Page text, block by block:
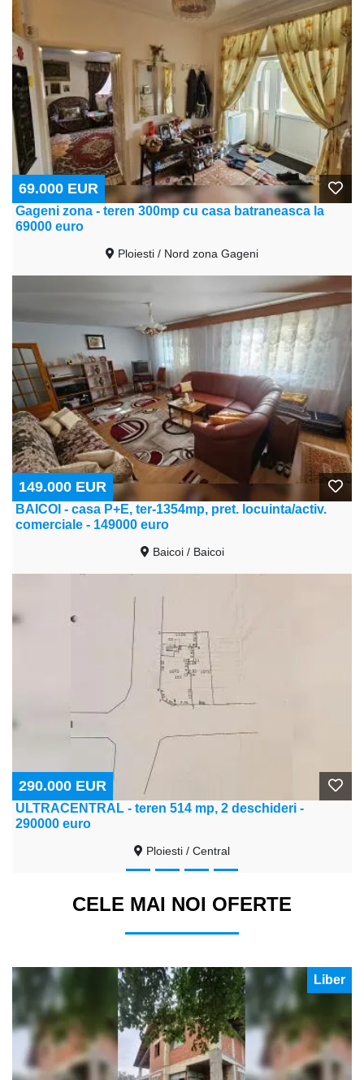
69.000 EUR
Gageni zona - teren 300mp cu casa batraneasca la
69000 euro
Ploiesti / Nord zona Gageni
149.000 EUR
BAICOI - casa P+E, ter-1354mp, pret. locuinta/activ.
comerciale - 149000 euro
Baicoi / Baicoi
290.000 EUR
ULTRACENTRAL - teren 514 mp, 2 deschideri -
290000 euro
Ploiesti / Central
CELE MAI NOI OFERTE
Liber